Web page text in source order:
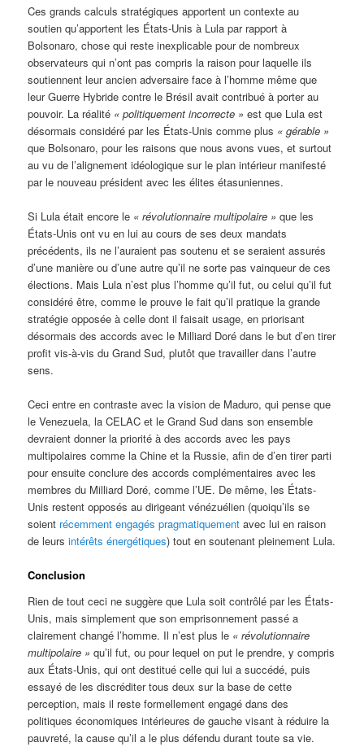
Ces grands calculs stratégiques apportent un contexte au
soutien qu’apportent les États-Unis à Lula par rapport à
Bolsonaro, chose qui reste inexplicable pour de nombreux
observateurs qui n’ont pas compris la raison pour laquelle ils
soutiennent leur ancien adversaire face à l’homme même que
leur Guerre Hybride contre le Brésil avait contribué à porter au
pouvoir. La réalité « politiquement incorrecte » est que Lula est
désormais considéré par les États-Unis comme plus « gérable »
que Bolsonaro, pour les raisons que nous avons vues, et surtout
au vu de l’alignement idéologique sur le plan intérieur manifesté
par le nouveau président avec les élites étasuniennes.
Si Lula était encore le « révolutionnaire multipolaire » que les
États-Unis ont vu en lui au cours de ses deux mandats
précédents, ils ne l’auraient pas soutenu et se seraient assurés
d’une manière ou d’une autre qu’il ne sorte pas vainqueur de ces
élections. Mais Lula n’est plus l’homme qu’il fut, ou celui qu’il fut
considéré être, comme le prouve le fait qu’il pratique la grande
stratégie opposée à celle dont il faisait usage, en priorisant
désormais des accords avec le Milliard Doré dans le but d’en tirer
profit vis-à-vis du Grand Sud, plutôt que travailler dans l’autre
sens.
Ceci entre en contraste avec la vision de Maduro, qui pense que
le Venezuela, la CELAC et le Grand Sud dans son ensemble
devraient donner la priorité à des accords avec les pays
multipolaires comme la Chine et la Russie, afin de d’en tirer parti
pour ensuite conclure des accords complémentaires avec les
membres du Milliard Doré, comme l’UE. De même, les États-
Unis restent opposés au dirigeant vénézuélien (quoiqu’ils se
soient récemment engagés pragmatiquement avec lui en raison
de leursintérêts énergétiques) tout en soutenant pleinement Lula.
Conclusion
Rien de tout ceci ne suggère que Lula soit contrôlé par les États-
Unis, mais simplement que son emprisonnement passé a
clairement changé l’homme. Il n’est plus le « révolutionnaire
multipolaire » qu’il fut, ou pour lequel on put le prendre, y compris
aux États-Unis, qui ont destitué celle qui lui a succédé, puis
essayé de les discréditer tous deux sur la base de cette
perception, mais il reste formellement engagé dans des
politiques économiques intérieures de gauche visant à réduire la
pauvreté, la cause qu’il a le plus défendu durant toute sa vie.